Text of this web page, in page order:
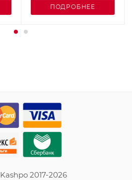
ПОДРОБНЕЕ
2017-2026